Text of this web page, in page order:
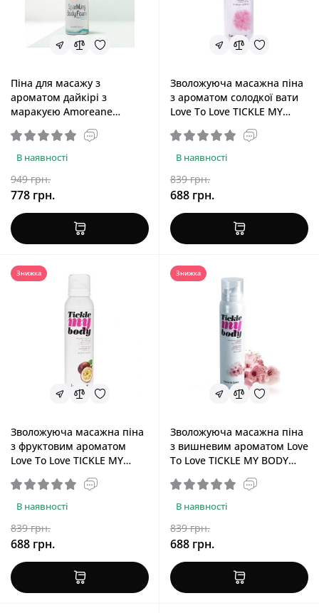
Піна для масажу з
ароматом дайкірі з
маракуєю Amoreane
Sparkling Body Foam
Passionfruit Daiquiri, 150 ml
В наявності
949 грн.
778 грн.
Зволожуюча масажна піна
з ароматом солодкої вати
Love To Love TICKLE MY
BODY Cotton Candy, 150 мл
В наявності
839 грн.
688 грн.
Знижка
Зволожуюча масажна піна
з фруктовим ароматом
Love To Love TICKLE MY
BODY Passion Fruit, 150 ml
В наявності
839 грн.
688 грн.
Знижка
Зволожуюча масажна піна
з вишневим ароматом Love
To Love TICKLE MY BODY
Cherry Blossom, 150 ml
В наявності
839 грн.
688 грн.